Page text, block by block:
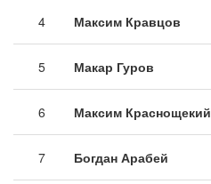
4 Максим Кравцов
5 Макар Гуров
6 Максим Краснощекий
7 Богдан Арабей